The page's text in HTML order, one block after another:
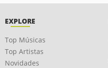
EXPLORE
Top Músicas
Top Artistas
Novidades